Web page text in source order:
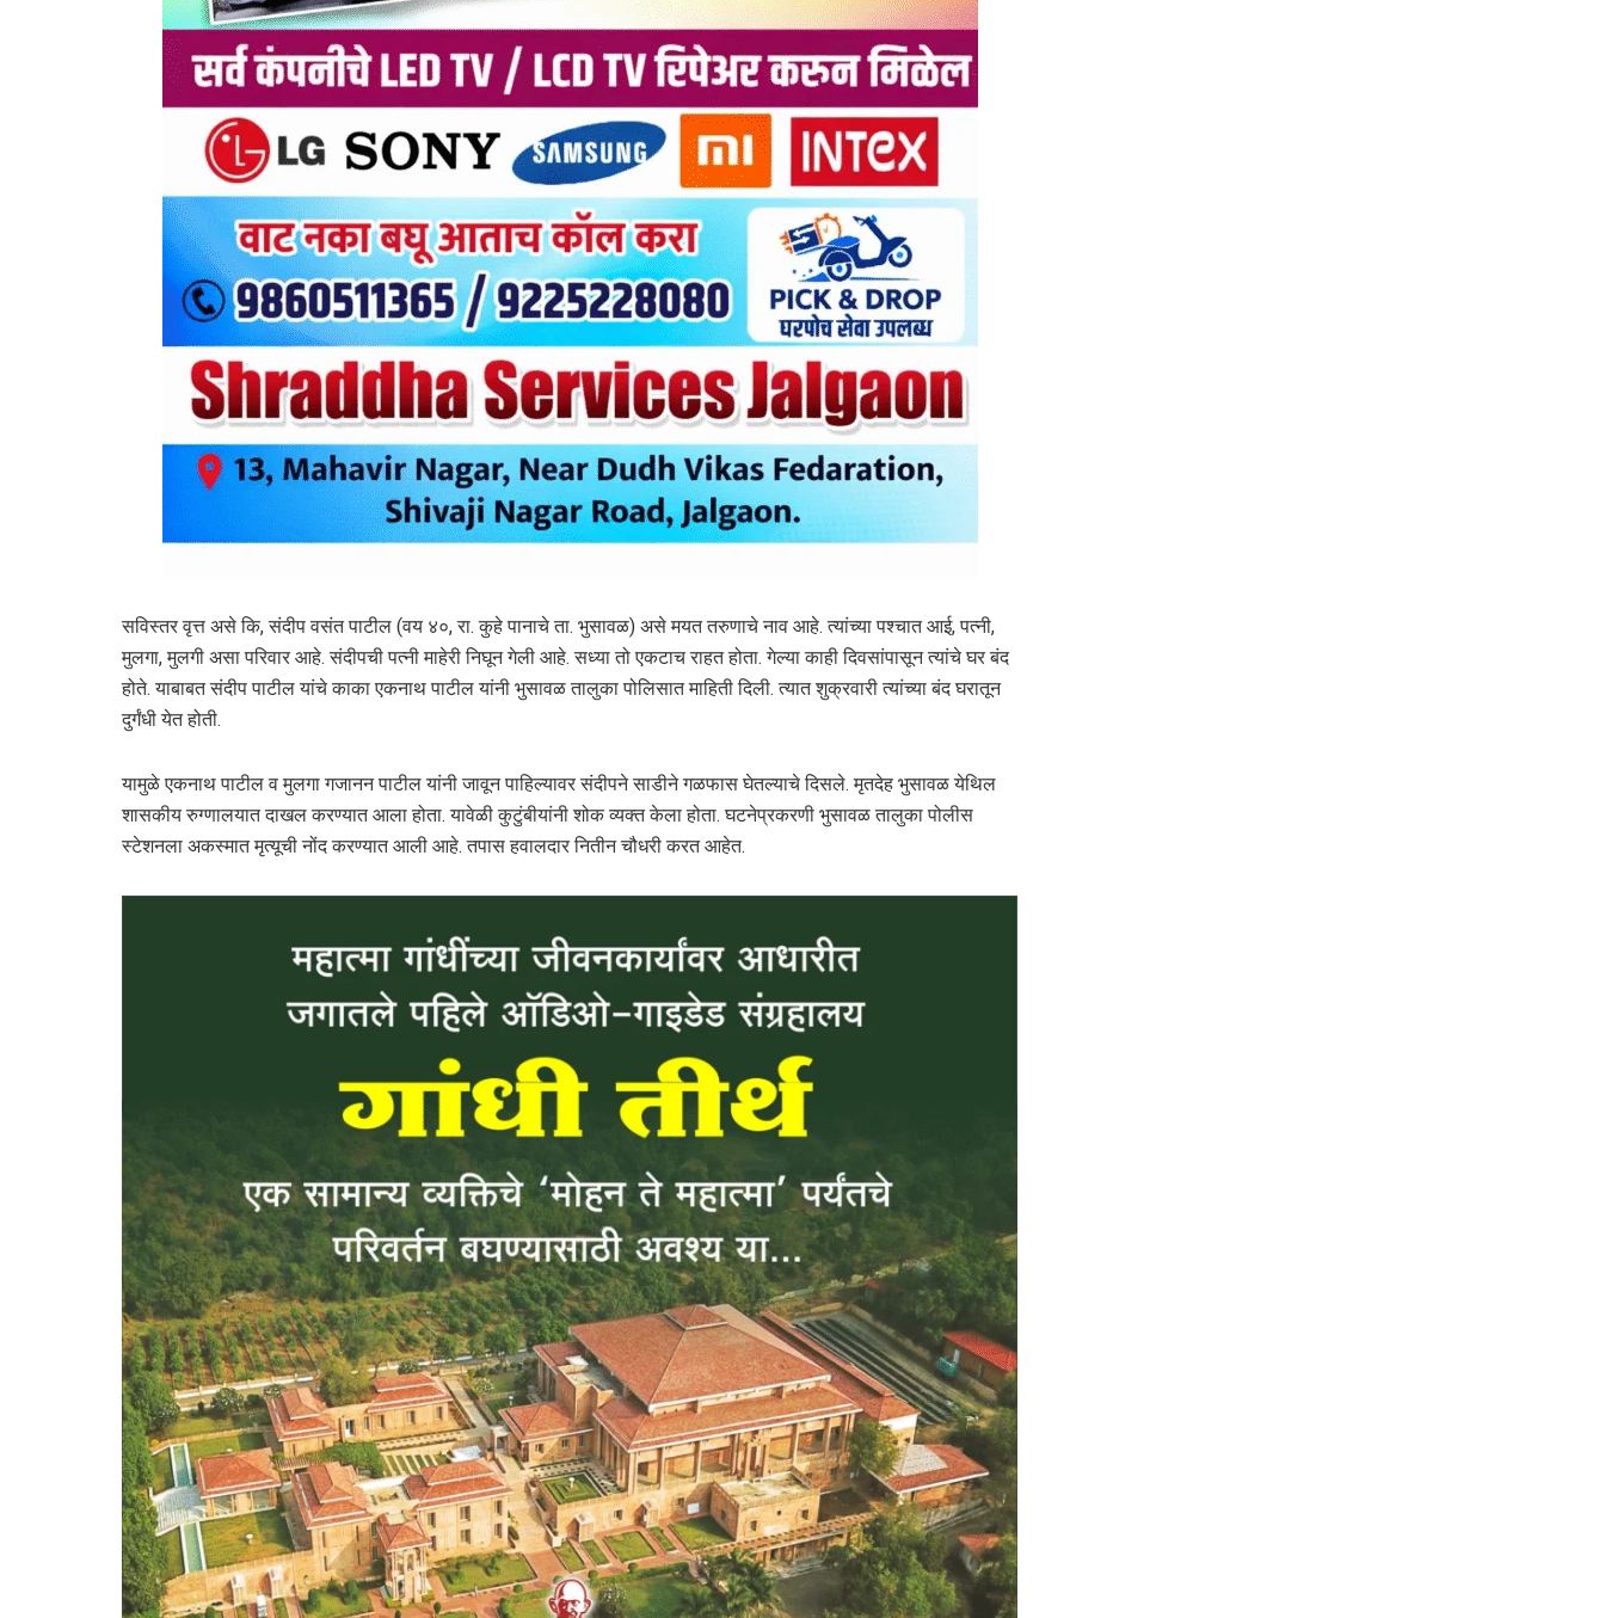
सविस्तर वृत्त असे कि, संदीप वसंत पाटील (वय ४०, रा. कुहे पानाचे ता. भुसावळ) असे मयत तरुणाचे नाव आहे. त्यांच्या पश्चात आई, पत्नी,
मुलगा, मुलगी असा परिवार आहे. संदीपची पत्नी माहेरी निघून गेली आहे. सध्या तो एकटाच राहत होता. गेल्या काही दिवसांपासून त्यांचे घर बंद
होते. याबाबत संदीप पाटील यांचे काका एकनाथ पाटील यांनी भुसावळ तालुका पोलिसात माहिती दिली. त्यात शुक्रवारी त्यांच्या बंद घरातून
दुर्गंधी येत होती.
यामुळे एकनाथ पाटील व मुलगा गजानन पाटील यांनी जावून पाहिल्यावर संदीपने साडीने गळफास घेतल्याचे दिसले. मृतदेह भुसावळ येथिल
शासकीय रुग्णालयात दाखल करण्यात आला होता. यावेळी कुटुंबीयांनी शोक व्यक्त केला होता. घटनेप्रकरणी भुसावळ तालुका पोलीस
स्टेशनला अकस्मात मृत्यूची नोंद करण्यात आली आहे. तपास हवालदार नितीन चौधरी करत आहेत.